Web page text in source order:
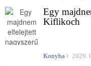
Egy
Kiflikoch
Konyha 2026.